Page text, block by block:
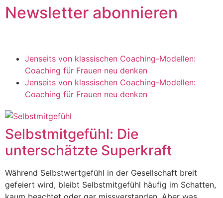
Newsletter abonnieren
Jenseits von klassischen Coaching-Modellen:
Coaching für Frauen neu denken
Jenseits von klassischen Coaching-Modellen:
Coaching für Frauen neu denken
Selbstmitgefühl: Die
unterschätzte Superkraft
Während Selbstwertgefühl in der Gesellschaft breit
gefeiert wird, bleibt Selbstmitgefühl häufig im Schatten,